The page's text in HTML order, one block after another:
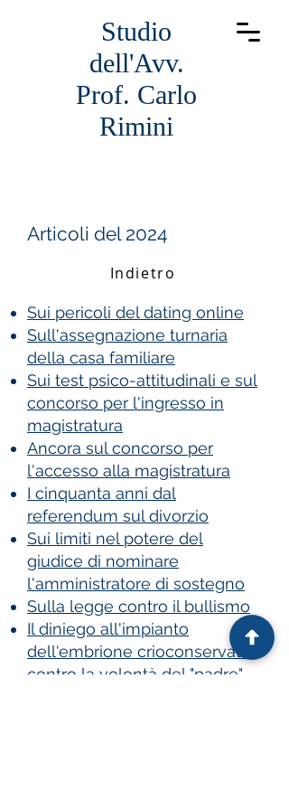
Studio
dell'Avv.
Prof. Carlo
Rimini
Articoli del 2024
Indietro
Sui pericoli del dating online
Sull'assegnazione turnaria
della casa familiare
Sui test psico-attitudinali e sul
concorso per l'ingresso in
magistratura
Ancora sul concorso per
l'accesso alla magistratura
I cinquanta anni dal
referendum sul divorzio
Sui limiti nel potere del
giudice di nominare
l'amministratore di sostegno
Sulla legge contro il bullismo
Il diniego all'impianto
dell'embrione crioconservato
contro la volontà del "padre"